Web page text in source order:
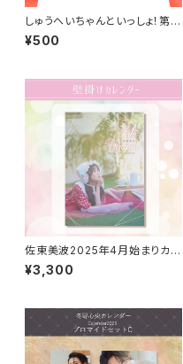
しゅうへいちゃんといっしょ！第1
0夜オリジナルステッカー（杉咲
真広）
¥500
佐東美波2025年4月始まりカレ
ンダー（壁掛けタイプ）
¥3,300